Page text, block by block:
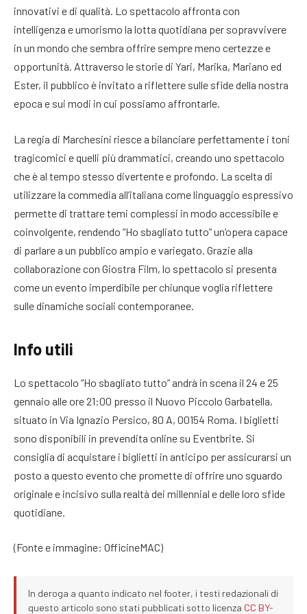
innovativi e di qualità. Lo spettacolo affronta con
intelligenza e umorismo la lotta quotidiana per sopravvivere
in un mondo che sembra offrire sempre meno certezze e
opportunità. Attraverso le storie di Yari, Marika, Mariano ed
Ester, il pubblico è invitato a riflettere sulle sfide della nostra
epoca e sui modi in cui possiamo affrontarle.
La regia di Marchesini riesce a bilanciare perfettamente i toni
tragicomici e quelli più drammatici, creando uno spettacolo
che è al tempo stesso divertente e profondo. La scelta di
utilizzare la commedia all’italiana come linguaggio espressivo
permette di trattare temi complessi in modo accessibile e
coinvolgente, rendendo “Ho sbagliato tutto” un’opera capace
di parlare a un pubblico ampio e variegato. Grazie alla
collaborazione con Giostra Film, lo spettacolo si presenta
come un evento imperdibile per chiunque voglia riflettere
sulle dinamiche sociali contemporanee.
Info utili
Lo spettacolo “Ho sbagliato tutto” andrà in scena il 24 e 25
gennaio alle ore 21:00 presso il Nuovo Piccolo Garbatella,
situato in Via Ignazio Persico, 80 A, 00154 Roma. I biglietti
sono disponibili in prevendita online su Eventbrite. Si
consiglia di acquistare i biglietti in anticipo per assicurarsi un
posto a questo evento che promette di offrire uno sguardo
originale e incisivo sulla realtà dei millennial e delle loro sfide
quotidiane.
(Fonte e immagine: OfficineMAC)
In deroga a quanto indicato nel footer, i testi redazionali di
questo articolo sono stati pubblicati sotto licenza CC BY-